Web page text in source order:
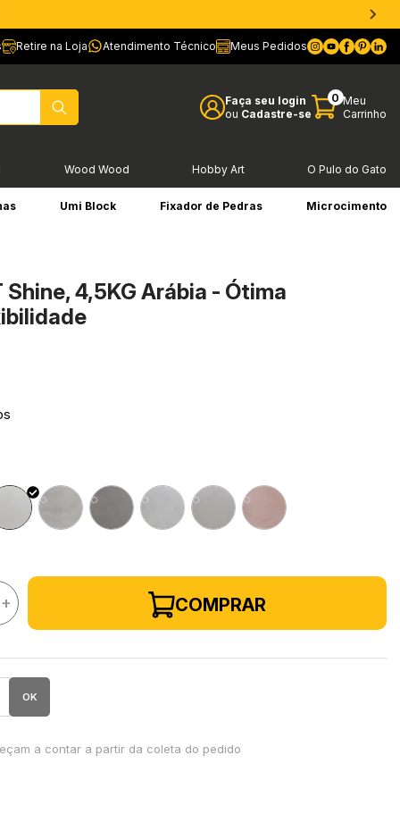
Retire na Loja Atendimento Técnico Meus Pedidos
Faça seu login
ou Cadastre-se
0 Meu
Carrinho
Wood Wood Hobby Art O Pulo do Gato
Umi Block Fixador de Pedras Microcimento
4,5KG Arábia - Ótima
+ COMPRAR
OK
a contar a partir da coleta do pedido